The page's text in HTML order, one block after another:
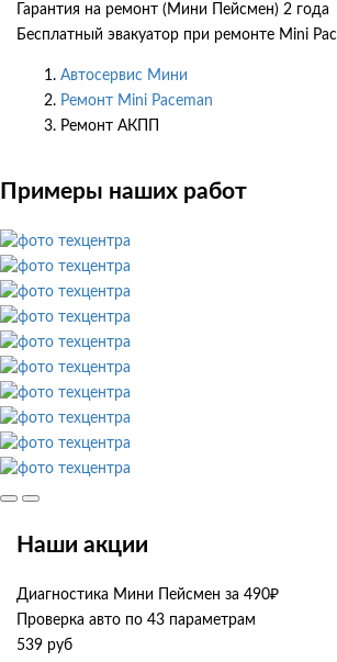
Гарантия на ремонт (Мини Пейсмен) 2 года
Бесплатный эвакуатор при ремонте Mini
Автосервис Мини
Ремонт Mini Paceman
Ремонт АКПП
Примеры наших работ
Наши акции
Диагностика Мини Пейсмен за 490₽
Проверка авто по 43 параметрам
539 руб